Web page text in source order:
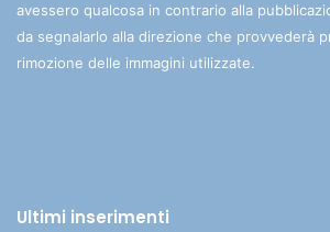
avessero qualcosa in contrario alla
da segnalarlo alla direzione che provvederà
rimozione delle immagini utilizzate.
Ultimi inserimenti